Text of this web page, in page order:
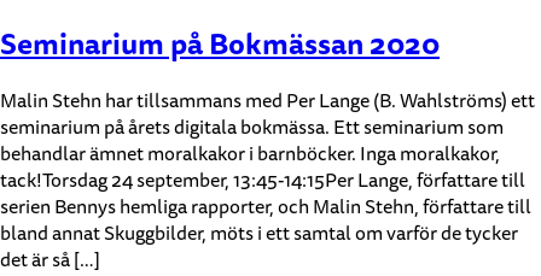
Seminarium på Bokmässan 2020
Malin Stehn har tillsammans med Per Lange (B. Wahlströms) ett
seminarium på årets digitala bokmässa. Ett seminarium som
behandlar ämnet moralkakor i barnböcker. Inga moralkakor,
tack!Torsdag 24 september, 13:45-14:15Per Lange, författare till
serien Bennys hemliga rapporter, och Malin Stehn, författare till
bland annat Skuggbilder, möts i ett samtal om varför de tycker
det är så […]